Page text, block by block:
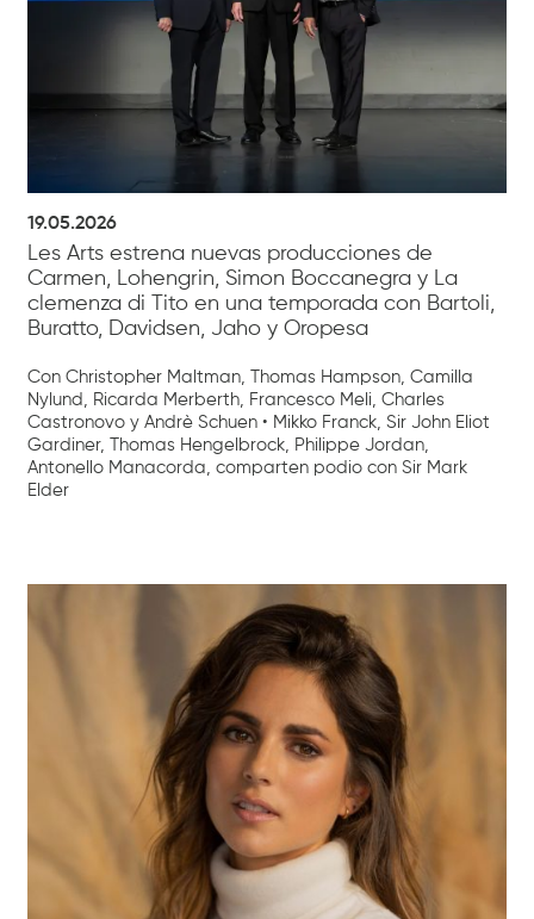
19.05.2026
Les Arts estrena nuevas producciones de
Carmen, Lohengrin, Simon Boccanegra y La
clemenza di Tito en una temporada con Bartoli,
Buratto, Davidsen, Jaho y Oropesa
Con Christopher Maltman, Thomas Hampson, Camilla
Nylund, Ricarda Merberth, Francesco Meli, Charles
Castronovo y Andrè Schuen • Mikko Franck, Sir John Eliot
Gardiner, Thomas Hengelbrock, Philippe Jordan,
Antonello Manacorda, comparten podio con Sir Mark
Elder